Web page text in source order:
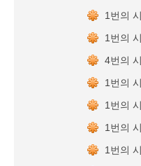
1번의
1번의
4번의
1번의
1번의
1번의
1번의